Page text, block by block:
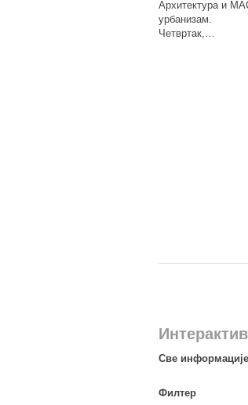
Архитектура и
урбанизам.
Четвртак,…
Све
Филтер